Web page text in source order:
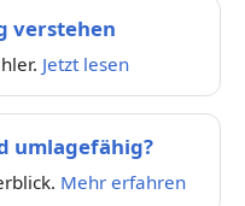
verstehen
Jetzt lesen
umlagefähig?
Mehr erfahren